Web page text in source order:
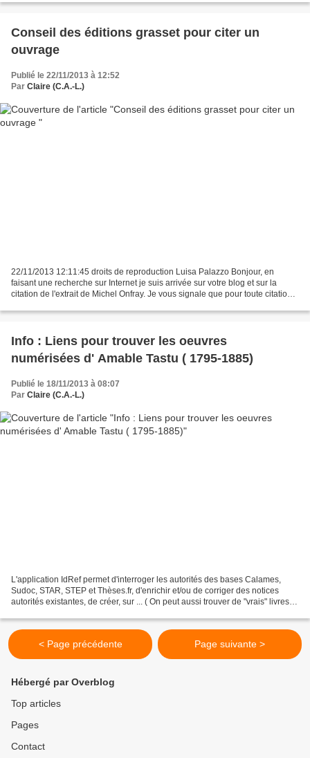
Conseil des éditions grasset pour citer un
ouvrage
Publié le 22/11/2013 à 12:52
Par Claire (C.A.-L.)
22/11/2013 12:11:45 droits de reproduction Luisa Palazzo Bonjour, en
faisant une recherche sur Internet je suis arrivée sur votre blog et sur la
citation de l'extrait de Michel Onfray. Je vous signale que pour toute citation,
Info : Liens pour trouver les oeuvres
numérisées d' Amable Tastu ( 1795-1885)
Publié le 18/11/2013 à 08:07
Par Claire (C.A.-L.)
L'application IdRef permet d'interroger les autorités des bases Calames,
Sudoc, STAR, STEP et Thèses.fr, d'enrichir et/ou de corriger des notices
autorités existantes, de créer, sur ... ( On peut aussi trouver de "vrais" livres,
< Page précédente Page suivante >
Hébergé par Overblog
Top articles
Pages
Contact